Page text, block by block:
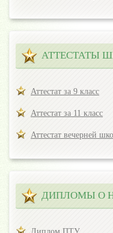
АТТЕСТАТЫ
Аттестат за 9 класс
Аттестат за 11 класс
Аттестат вечерней
ДИПЛОМЫ О
Диплом ПТУ